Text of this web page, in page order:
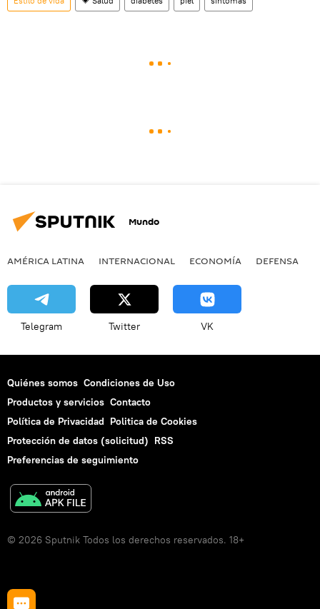
Mundo
AMÉRICA LATINA INTERNACIONAL ECONOMÍA DEFENSA
Telegram Twitter VK
Quiénes somos Condiciones de Uso
Productos y servicios Contacto
Política de Privacidad Politica de Cookies
Protección de datos (solicitud) RSS
Preferencias de seguimiento
© 2026 Sputnik Todos los derechos reservados. 18+